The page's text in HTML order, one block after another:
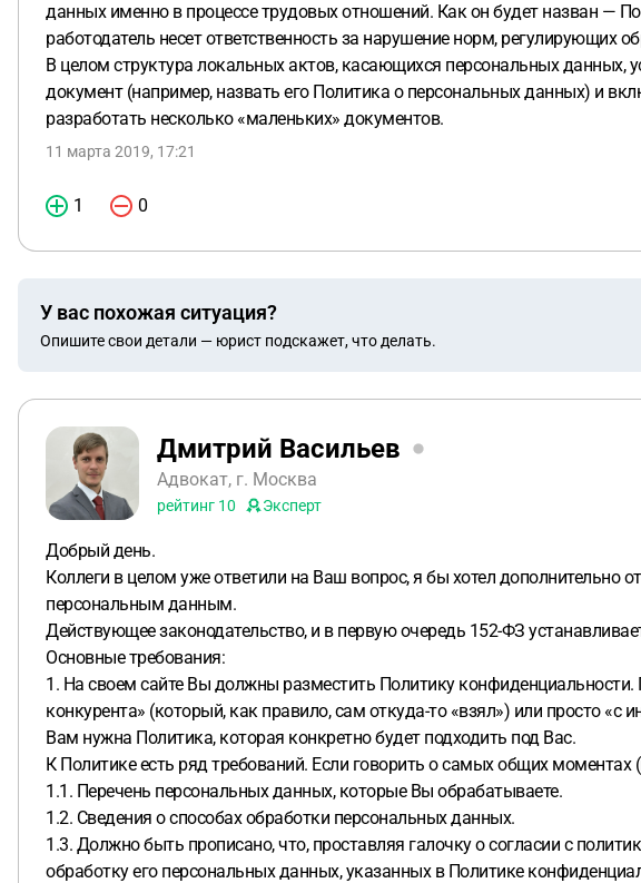
данных именно в процессе трудовых отношений. Как он будет назван —
работодатель несет ответственность за нарушение норм, регулирующих
В целом структура локальных актов, касающихся персональных данных,
документ (например, назвать его Политика о персональных данных) и
разработать несколько «маленьких» документов.
11 марта 2019, 17:21
1 0
У вас похожая ситуация?
Опишите свои детали — юрист подскажет, что делать.
Дмитрий Васильев
Адвокат, г. Москва
рейтинг 10 Эксперт
Добрый день.
Коллеги в целом уже ответили на Ваш вопрос, я бы хотел дополнительно
персональным данным.
Действующее законодательство, и в первую очередь 152-ФЗ
Основные требования:
1. На своем сайте Вы должны разместить Политику
конкурента» (который, как правило, сам откуда-то «взял») или просто
Вам нужна Политика, которая конкретно будет подходить под Вас.
К Политике есть ряд требований. Если говорить о самых общих
1.1. Перечень персональных данных, которые Вы обрабатываете.
1.2. Сведения о способах обработки персональных данных.
1.3. Должно быть прописано, что, проставляя галочку о согласии с
обработку его персональных данных, указанных в Политике